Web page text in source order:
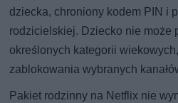
dziecka, chroniony kodem PIN i
rodzicielskiej. Dziecko nie może
określonych kategorii
zablokowania wybranych
Pakiet rodzinny na Netflix nie